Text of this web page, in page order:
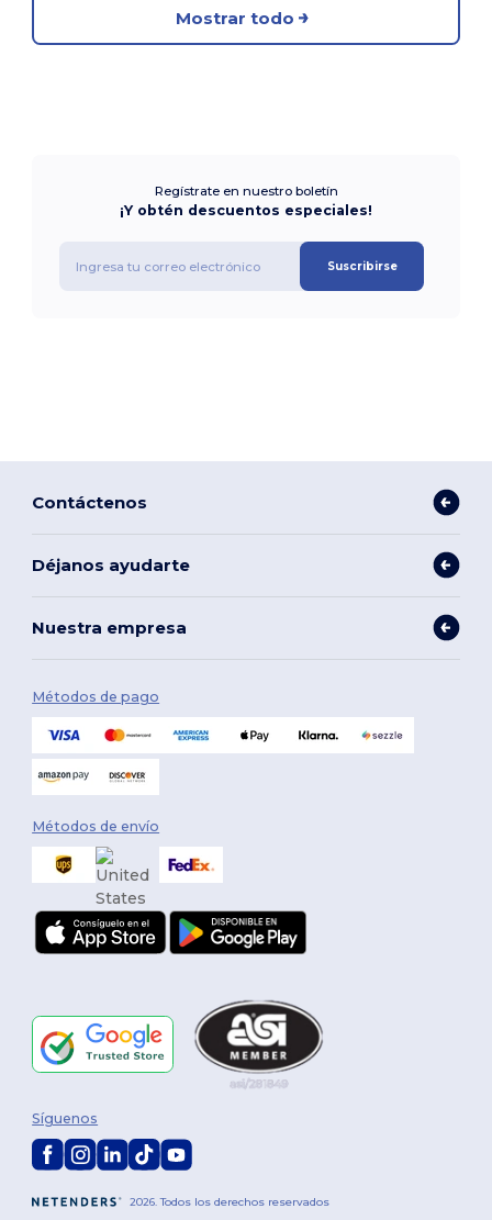
Mostrar todo
Regístrate en nuestro boletín
¡Y obtén descuentos especiales!
Suscribirse
Contáctenos
Déjanos ayudarte
Nuestra empresa
Métodos de pago
Métodos de envío
2026. Todos los derechos reservados
Síguenos